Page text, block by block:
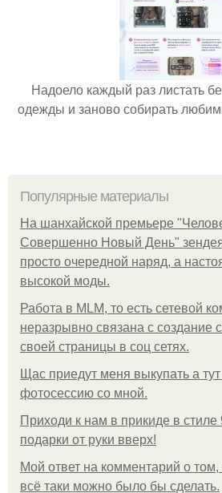
Надоело каждый раз листать
одежды и заново собирать
Популярные материалы
На шанхайской премьере
Совершенно Новый День"
просто очередной наряд, а
высокой моды.
Работа в MLM, то есть сетевой
неразрывно связана с создание
своей страницы в соц сетях.
Щас приедут меня выкупать а
фотосессию со мной.
Приходи к нам в прикиде в стиле
подарки от руки вверх!
Мой ответ на комментарий о
всё таки можно было бы сделать.